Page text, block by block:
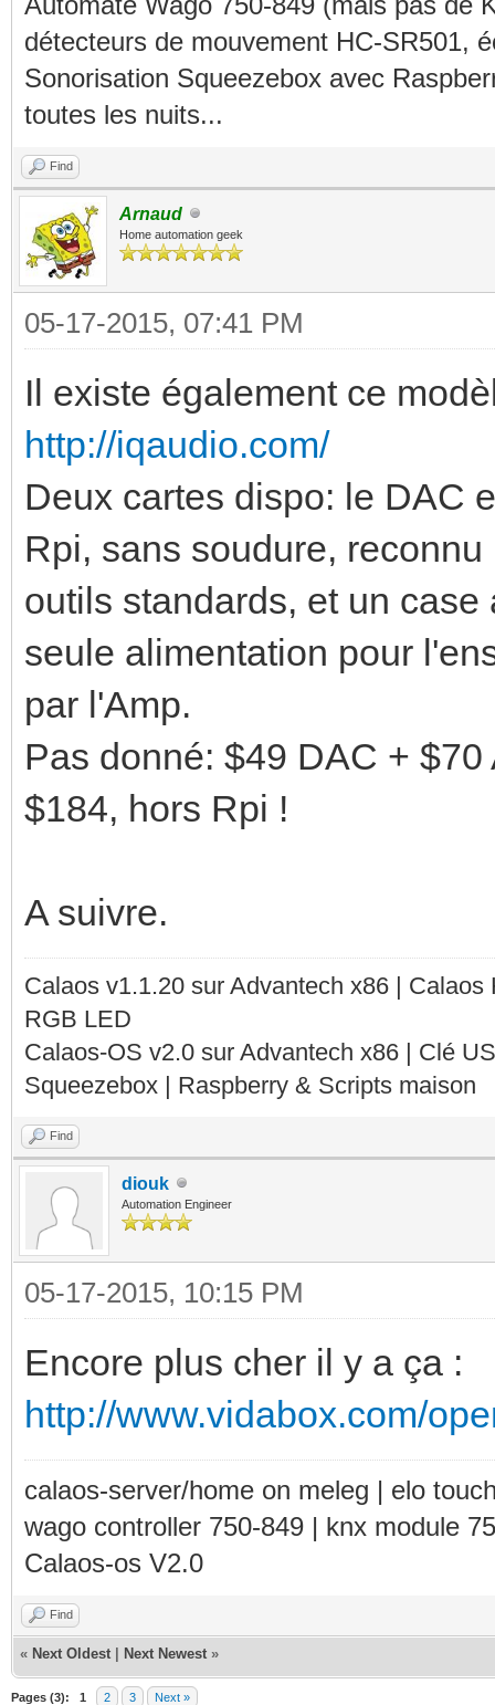
détecteurs de mouvement HC-SR501,
Sonorisation Squeezebox avec
toutes les nuits...
Find
Arnaud
Home automation geek
05-17-2015, 07:41 PM
Il existe également ce
http://iqaudio.com/
Deux cartes dispo: le DAC
Rpi, sans soudure,
outils standards, et un
seule alimentation pour
par l'Amp.
Pas donné: $49 DAC +
$184, hors Rpi !
A suivre.
Calaos v1.1.20 sur Advantech x86 |
RGB LED
Calaos-OS v2.0 sur Advantech x86 | Clé
Squeezebox | Raspberry & Scripts maison
Find
diouk
Automation Engineer
05-17-2015, 10:15 PM
Encore plus cher il y a ça :
http://www.vidabox.com/
calaos-server/home on meleg | elo
wago controller 750-849 | knx module
Calaos-os V2.0
Find
« Next Oldest Next Newest »
Pages (3): 1 2 3 Next »